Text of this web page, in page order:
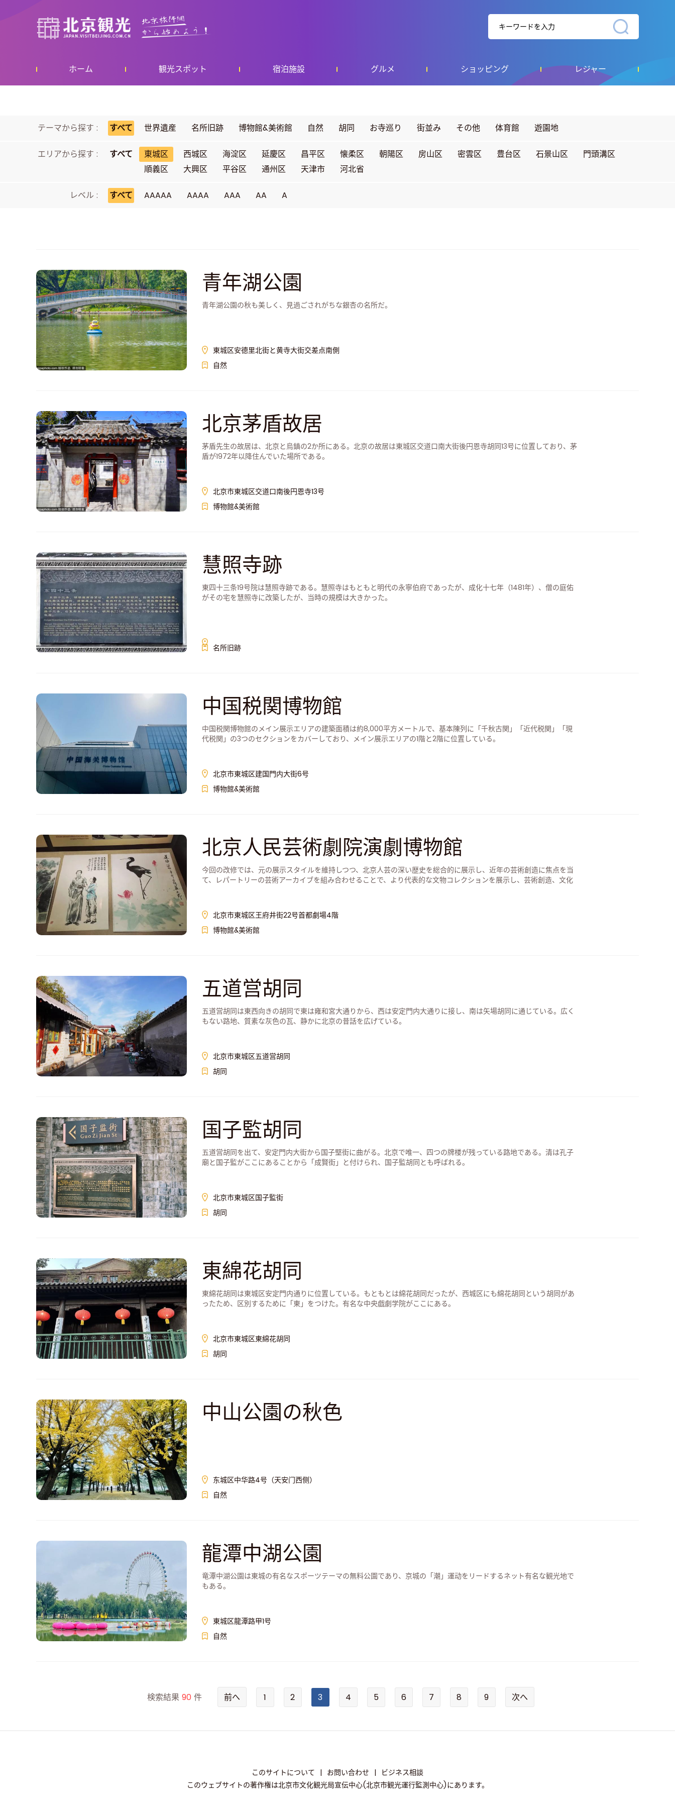
ホーム 観光スポット 宿泊施設 グルメ ショッピング レジャー
テーマから探す : すべて 世界遺産 名所旧跡 博物館&美術館 自然 胡同 お寺巡り 街並み その他 体育館 遊園地
エリアから探す : すべて 東城区 西城区 海淀区 延慶区 昌平区 懐柔区 朝陽区 房山区 密雲区 豊台区 石景山区
門頭溝区
順義区
大興区 平谷区 通州区 天津市 河北省
レベル : すべて AAAAA AAAA AAA AA A
青年湖公園
青年湖公園の秋も美しく、見過ごされがちな銀杏の名所だ。
東城区安德里北街と黄寺大街交差点南側
自然
北京茅盾故居
茅盾先生の故居は、北京と烏鎮の2か所にある。北京の故居は東城区交道口南大街後円恩寺胡同13号に位置しており、茅
盾が1972年以降住んでいた場所である。
北京市東城区交道口南後円恩寺13号
博物館&美術館
慧照寺跡
東四十三条19号院は慧照寺跡である。慧照寺はもともと明代の永寧伯府であったが、成化十七年（1481年）、僧の庭佑
がその宅を慧照寺に改築したが、当時の規模は大きかった。
名所旧跡
中国税関博物館
中国税関博物館のメイン展示エリアの建築面積は約8,000平方メートルで、基本陳列に「千秋古関」「近代税関」「現
代税関」の3つのセクションをカバーしており、メイン展示エリアの1階と2階に位置している。
北京市東城区建国門内大街6号
博物館&美術館
北京人民芸術劇院演劇博物館
今回の改修では、元の展示スタイルを維持しつつ、北京人芸の深い歴史を総合的に展示し、近年の芸術創造に焦点を当
て、レパートリーの芸術アーカイブを組み合わせることで、より代表的な文物コレクションを展示し、芸術創造、文化
北京市東城区王府井街22号首都劇場4階
博物館&美術館
五道営胡同
五道営胡同は東西向きの胡同で東は雍和宮大通りから、西は安定門内大通りに接し、南は矢場胡同に通じている。広く
もない路地、質素な灰色の瓦、静かに北京の昔話を広げている。
北京市東城区五道営胡同
胡同
国子監胡同
五道営胡同を出て、安定門内大街から国子堅街に曲がる。北京で唯一、四つの牌楼が残っている路地である。清は孔子
廟と国子監がここにあることから「成賢街」と付けられ、国子監胡同とも呼ばれる。
北京市東城区国子監街
胡同
東綿花胡同
東綿花胡同は東城区安定門内通りに位置している。もともとは綿花胡同だったが、西城区にも綿花胡同という胡同があ
ったため、区別するために「東」をつけた。有名な中央戯劇学院がここにある。
北京市東城区東綿花胡同
胡同
中山公園の秋色
东城区中华路4号（天安门西侧）
自然
龍潭中湖公園
竜潭中湖公園は東城の有名なスポーツテーマの無料公園であり、京城の「潮」運动をリードするネット有名な観光地で
もある。
東城区龍潭路甲1号
自然
検索結果 90 件 前へ 1 2 3 4 5 6 7 8 9 次へ
このサイトについて | お問い合わせ |
ビジネス相談
このウェブサイトの著作権は北京市文化観光局宣伝中心(北京市観光運行監測中心)にあります。